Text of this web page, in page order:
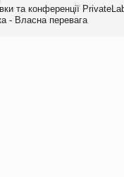
та конференції
- Власна перевага